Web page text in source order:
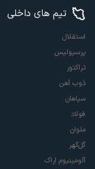
تیم های داخلی
استقلال
پرسپولیس
تراکتور
ذوب آهن
سپاهان
فولاد
ملوان
گل‌گهر
آلومینیوم اراک